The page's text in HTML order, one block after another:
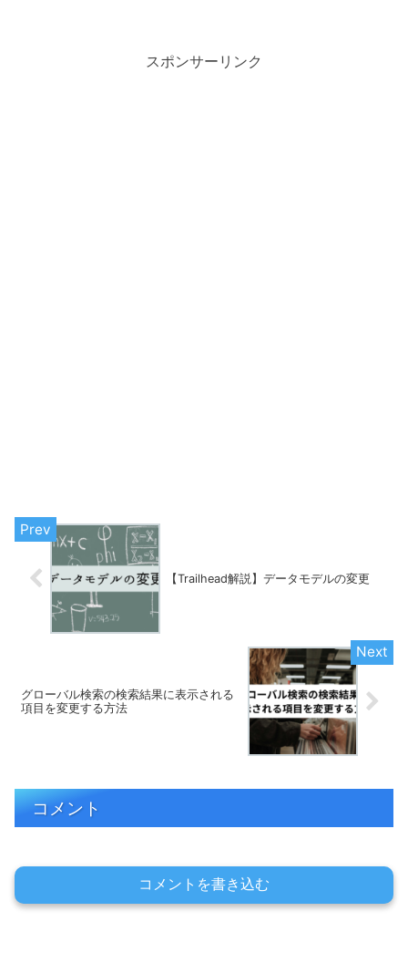
スポンサーリンク
【Trailhead解説】データモデルの変更
グローバル検索の検索結果に表示される
項目を変更する方法
コメント
コメントを書き込む